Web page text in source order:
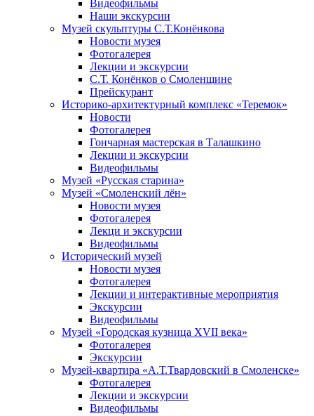
Видеофильмы
Наши экскурсии
Музей скульптуры С.Т.Конёнкова
Новости музея
Фотогалерея
Лекции и экскурсии
С.Т. Конёнков о Смоленщине
Прейскурант
Историко-архитектурный комплекс «Теремок»
Новости
Фотогалерея
Гончарная мастерская в Талашкино
Лекции и экскурсии
Видеофильмы
Музей «Русская старина»
Музей «Смоленский лён»
Новости музея
Фотогалерея
Лекци и экскурсии
Видеофильмы
Исторический музей
Новости музея
Фотогалерея
Лекции и интерактивные мероприятия
Экскурсии
Видеофильмы
Музей «Городская кузница XVII века»
Фотогалерея
Экскурсии
Музей-квартира «А.Т.Твардовский в Смоленске»
Фотогалерея
Лекции и экскурсии
Видеофильмы